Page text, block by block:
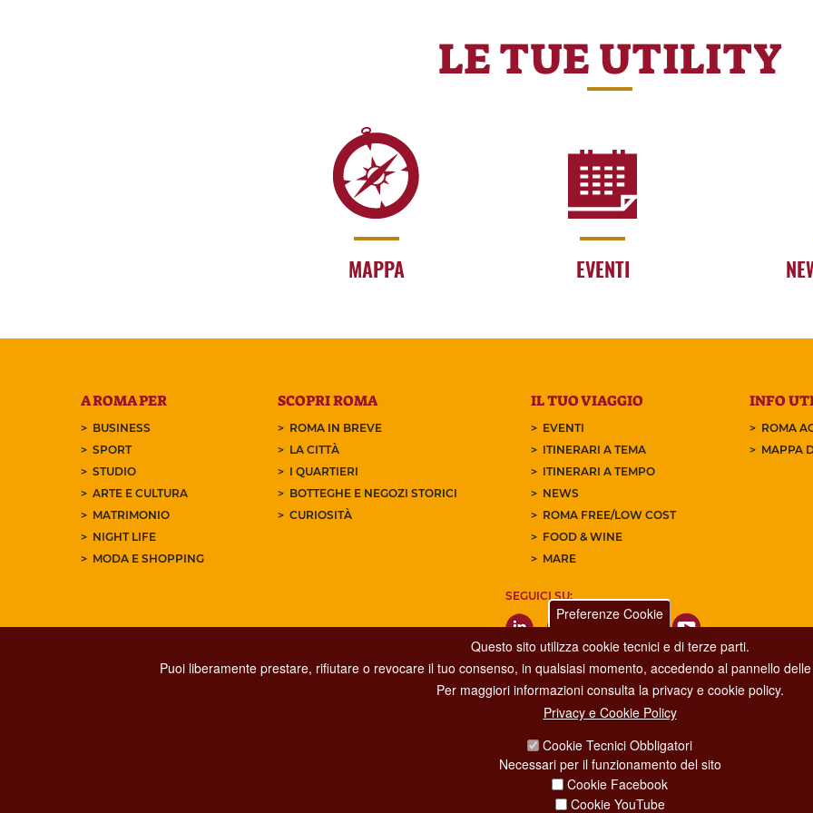
LE TUE UTILITY
MAPPA EVENTI
A ROMA PER
BUSINESS
SPORT
STUDIO
ARTE E CULTURA
MATRIMONIO
NIGHT LIFE
MODA E SHOPPING
SCOPRI ROMA
ROMA IN BREVE
LA CITTÀ
I QUARTIERI
BOTTEGHE E NEGOZI STORICI
CURIOSITÀ
IL TUO VIAGGIO
EVENTI
ITINERARI A TEMA
ITINERARI A TEMPO
NEWS
ROMA FREE/LOW COST
FOOD & WINE
MARE
INFO
ROMA
MAPPA
SEGUICI SU:
Dipartimento Grandi Eventi, Sport, Turismo e Moda.
Via di San Basilio, 51
00187 Roma
Preferenze Cookie
Questo sito utilizza cookie tecnici e di terze parti.
Puoi liberamente prestare, rifiutare o revocare il tuo consenso, in qualsiasi momento, accedendo al pannello
Per maggiori informazioni consulta la privacy e cookie policy.
Privacy e Cookie Policy
Cookie Tecnici Obbligatori
Necessari per il funzionamento del sito
Cookie Facebook
Cookie YouTube